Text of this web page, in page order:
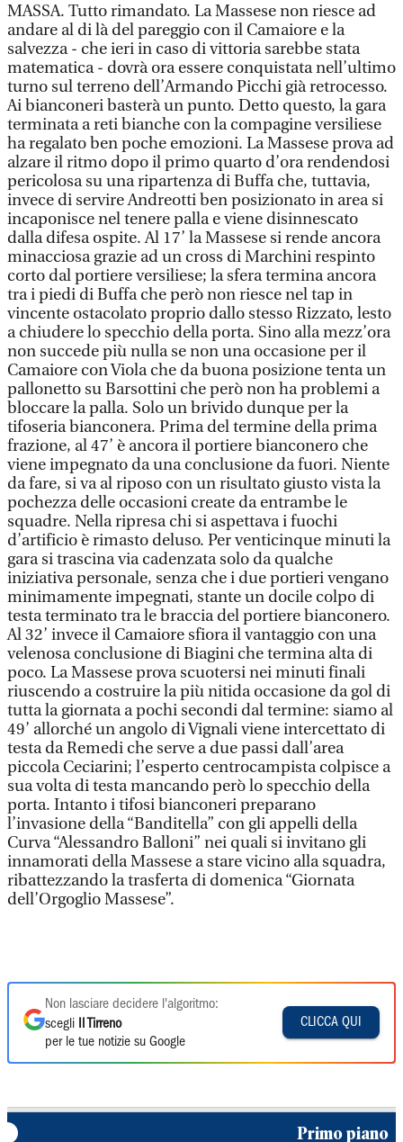
MASSA. Tutto rimandato. La Massese non riesce ad
andare al di là del pareggio con il Camaiore e la
salvezza - che ieri in caso di vittoria sarebbe stata
matematica - dovrà ora essere conquistata nell’ultimo
turno sul terreno dell’Armando Picchi già retrocesso.
Ai bianconeri basterà un punto. Detto questo, la gara
terminata a reti bianche con la compagine versiliese
ha regalato ben poche emozioni. La Massese prova ad
alzare il ritmo dopo il primo quarto d’ora rendendosi
pericolosa su una ripartenza di Buffa che, tuttavia,
invece di servire Andreotti ben posizionato in area si
incaponisce nel tenere palla e viene disinnescato
dalla difesa ospite. Al 17’ la Massese si rende ancora
minacciosa grazie ad un cross di Marchini respinto
corto dal portiere versiliese; la sfera termina ancora
tra i piedi di Buffa che però non riesce nel tap in
vincente ostacolato proprio dallo stesso Rizzato, lesto
a chiudere lo specchio della porta. Sino alla mezz’ora
non succede più nulla se non una occasione per il
Camaiore con Viola che da buona posizione tenta un
pallonetto su Barsottini che però non ha problemi a
bloccare la palla. Solo un brivido dunque per la
tifoseria bianconera. Prima del termine della prima
frazione, al 47’ è ancora il portiere bianconero che
viene impegnato da una conclusione da fuori. Niente
da fare, si va al riposo con un risultato giusto vista la
pochezza delle occasioni create da entrambe le
squadre. Nella ripresa chi si aspettava i fuochi
d’artificio è rimasto deluso. Per venticinque minuti la
gara si trascina via cadenzata solo da qualche
iniziativa personale, senza che i due portieri vengano
minimamente impegnati, stante un docile colpo di
testa terminato tra le braccia del portiere bianconero.
Al 32’ invece il Camaiore sfiora il vantaggio con una
velenosa conclusione di Biagini che termina alta di
poco. La Massese prova scuotersi nei minuti finali
riuscendo a costruire la più nitida occasione da gol di
tutta la giornata a pochi secondi dal termine: siamo al
49’ allorché un angolo di Vignali viene intercettato di
testa da Remedi che serve a due passi dall’area
piccola Ceciarini; l’esperto centrocampista colpisce a
sua volta di testa mancando però lo specchio della
porta. Intanto i tifosi bianconeri preparano
l’invasione della “Banditella” con gli appelli della
Curva “Alessandro Balloni” nei quali si invitano gli
innamorati della Massese a stare vicino alla squadra,
ribattezzando la trasferta di domenica “Giornata
dell’Orgoglio Massese”.
Non lasciare decidere l'algoritmo:
scegli
Il Tirreno
per le tue notizie su Google
CLICCA QUI
Primo piano